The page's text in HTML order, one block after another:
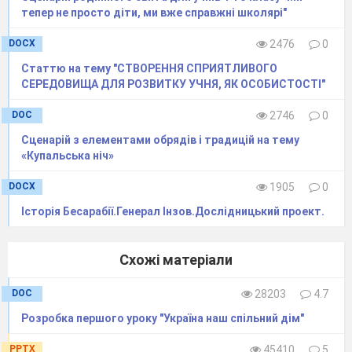
Скільки грамотних у нас?
(…….)
- Дорога Абетко, не хвилюйся, ми допоможемо
зібрати букви. Діти, допоможемо Абетці? Будь гостею
на нашому святі.
1 літера: Ми – літери відомі,
Ви знаєте не все.
3 літера: Ми – літери незвичні,
Г Д
Акула зубата
Не вміє читати.
Прочитав увесь буквар!
тепер не просто діти, ми вже справжні школярі"
DOCX 2476
0
Статтю на тему "СТВОРЕННЯ СПРИЯТЛИВОГО
СЕРЕДОВИЩА ДЛЯ РОЗВИТКУ УЧНЯ, ЯК ОСОБИСТОСТІ"
DOC 2746
0
Сценарій з елементами обрядів і традицій на тему
«Купальська ніч»
DOCX 1905
0
Історія Бесарабії.Генерал Інзов.Дослідницький проект.
Схожі матеріали
DOC 28203
4.7
Розробка першого уроку "Україна наш спільний дім"
PPTX